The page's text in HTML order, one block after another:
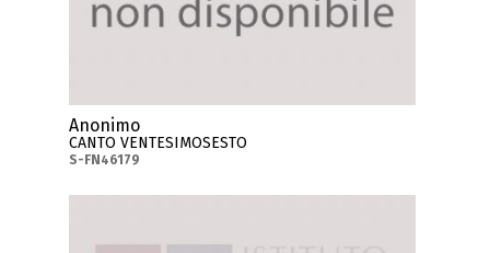
Anonimo
CANTO VENTESIMOSESTO
S-FN46179